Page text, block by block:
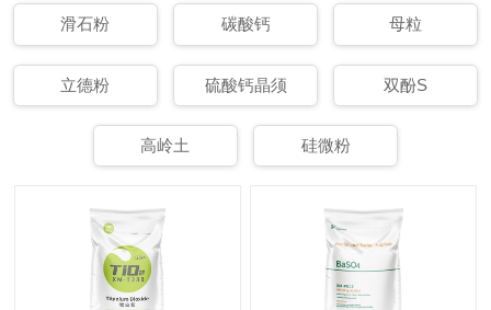
滑石粉 碳酸钙 母粒
立德粉 硫酸钙晶须 双酚S
高岭土 硅微粉